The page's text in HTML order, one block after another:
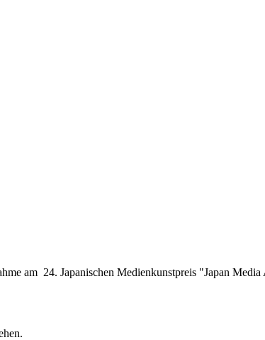
am 24. Japanischen Medienkunstpreis "Japan